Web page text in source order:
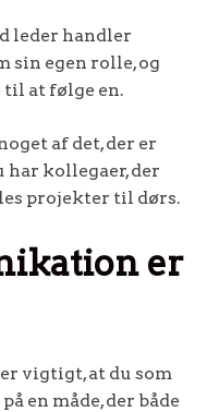
leder handler
sin egen rolle, og
at følge en.
af det, der er
kollegaer, der
projekter til dørs.
er
vigtigt, at du som
en måde, der både